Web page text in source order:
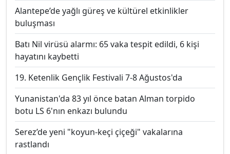
Alantepe’de yağlı güreş ve kültürel etkinlikler
buluşması
Batı Nil virüsü alarmı: 65 vaka tespit edildi, 6 kişi
hayatını kaybetti
19. Ketenlik Gençlik Festivali 7-8 Ağustos'da
Yunanistan'da 83 yıl önce batan Alman torpido
botu LS 6'nın enkazı bulundu
Serez’de yeni "koyun-keçi çiçeği" vakalarına
rastlandı